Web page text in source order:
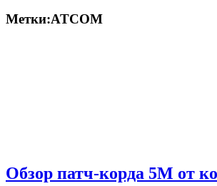
Метки:ATCOM
Обзор патч-корда 5М от